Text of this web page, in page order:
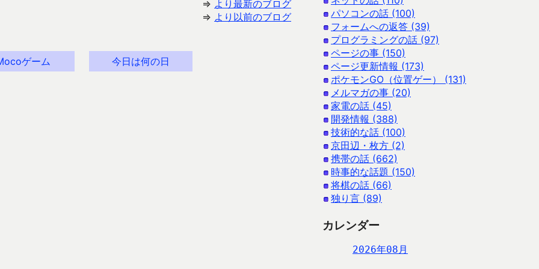
⇒ より最新のブログ
⇒ より以前のブログ
ゲーム 今日は何の日
パソコンの話 (100)
フォームへの返答 (39)
プログラミングの話 (97)
ページの事 (150)
ページ更新情報 (173)
ポケモンGO（位置ゲー） (131)
メルマガの事 (20)
家電の話 (45)
開発情報 (388)
技術的な話 (100)
京田辺・枚方 (2)
携帯の話 (662)
時事的な話題 (150)
将棋の話 (66)
独り言 (89)
カレンダー
2026年08月